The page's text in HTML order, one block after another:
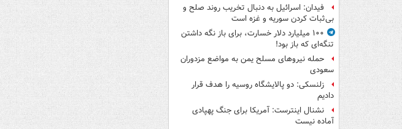
فیدان: اسرائیل به دنبال تخریب روند صلح و
بی‌ثبات کردن سوریه و غزه است
۱۰۰ میلیارد دلار خسارت، برای باز نگه داشتن
تنگه‌ای که باز بود!
حمله نیروهای مسلح یمن به مواضع مزدوران
سعودی
زلنسکی: دو پالایشگاه روسیه را هدف قرار
دادیم
نشنال اینترست: آمریکا برای جنگ پهپادی
آماده نیست